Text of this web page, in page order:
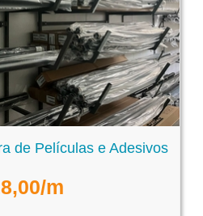
de Películas e Adesivos
/m